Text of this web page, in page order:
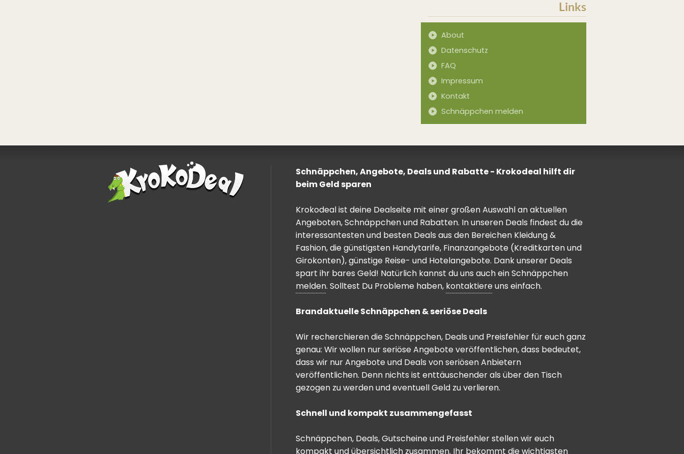
Links
About
Datenschutz
FAQ
Impressum
Kontakt
Schnäppchen melden
Schnäppchen, Angebote, Deals und Rabatte - Krokodeal hilft dir
beim Geld sparen
Krokodeal ist deine Dealseite mit einer großen Auswahl an aktuellen
Angeboten, Schnäppchen und Rabatten. In unseren Deals findest du die
interessantesten und besten Deals aus den Bereichen Kleidung &
Fashion, die günstigsten Handytarife, Finanzangebote (Kreditkarten und
Girokonten), günstige Reise- und Hotelangebote. Dank unserer Deals
spart ihr bares Geld! Natürlich kannst du uns auch ein Schnäppchen
melden. Solltest Du Probleme haben, kontaktiere uns einfach.
Brandaktuelle Schnäppchen & seriöse Deals
Wir recherchieren die Schnäppchen, Deals und Preisfehler für euch ganz
genau: Wir wollen nur seriöse Angebote veröffentlichen, dass bedeutet,
dass wir nur Angebote und Deals von seriösen Anbietern
veröffentlichen. Denn nichts ist enttäuschender als über den Tisch
gezogen zu werden und eventuell Geld zu verlieren.
Schnell und kompakt zusammengefasst
Schnäppchen, Deals, Gutscheine und Preisfehler stellen wir euch
kompakt und übersichtlich zusammen. Ihr bekommt die wichtigsten